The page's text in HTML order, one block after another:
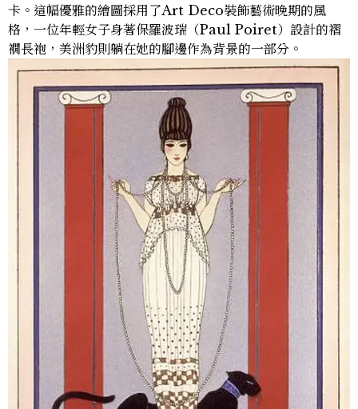
卡。這幅優雅的繪圖採用了Art Deco裝飾藝術晚期的風
格，一位年輕女子身著保羅波瑞（Paul Poiret）設計的褶
襉長袍，美洲豹則躺在她的腳邊作為背景的一部分。